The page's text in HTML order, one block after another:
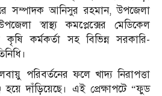
সম্পাদক আনিসুর রহমান, উপজেলা
স্বাস্থ্য কমপ্লেক্সের মেডিকেল
কর্মকর্তা সহ বিভিন্ন সরকারি-
পরিবর্তনের ফলে খাদ্য নিরাপত্তা
দাঁড়িয়েছে। এই প্রেক্ষাপটে “ফুড